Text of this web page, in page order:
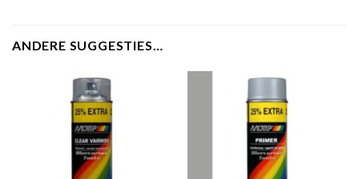
ANDERE SUGGESTIES…